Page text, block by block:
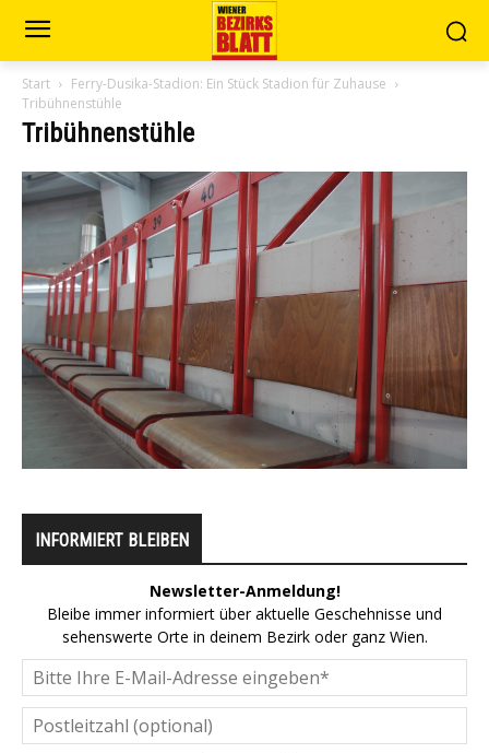
Start
Ferry-Dusika-Stadion: Ein Stück Stadion für Zuhause
Tribühnenstühle
Tribühnenstühle
INFORMIERT BLEIBEN
Newsletter-Anmeldung!
Bleibe immer informiert über aktuelle Geschehnisse und
sehenswerte Orte in deinem Bezirk oder ganz Wien.